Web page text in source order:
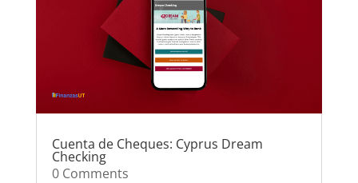
Cuenta de Cheques: Cyprus Dream
Checking
0 Comments